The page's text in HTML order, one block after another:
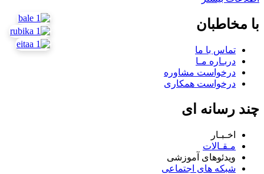
با مخاطبان
تماس با ما
دربـاره مـا
درخواست مشاوره
درخواست همکاری
چند رسانه ای
اخـبـار
مـقـالات
ویدئوهای آموزشی
شبکه های اجتماعی